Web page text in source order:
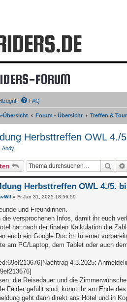
FORUM
FAQ
Übersicht Forum - Übersicht Treffen &
Herbsttreffen OWL 4./
Andy
Suche
Herbsttreffen OWL 4./5.
» Fr Jan 31, 2025 18:56:59
und Freundinnen.
die versprochenen Infos, damit ihr euch
hat nach der finalen Kalkulation die
euch ein Google Doc im Internet
am PC/Laptop, dem Tablet oder auch
4.3.2025:
die Reisedauer und die
Felder gefüllt sind, könnt ihr am Ende des
geht dann direkt ans Hotel und in